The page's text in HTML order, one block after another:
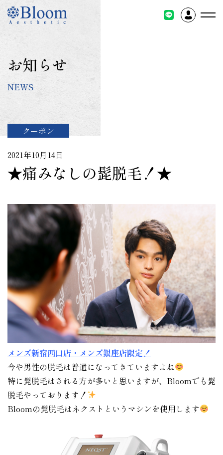
コ
テ
ン
ツ
に
キ
お知らせ
NEWS
クーポン
2021年10月14日
★痛みなしの髭脱毛！★
メンズ新宿西口店・メンズ銀座店限定！
今や男性の脱毛は普通になってきていますよね
特に髭脱毛はされる方が多いと思いますが、Bloomでも髭
脱毛やっております！
Bloomの髭脱毛はネクストというマシンを使用します